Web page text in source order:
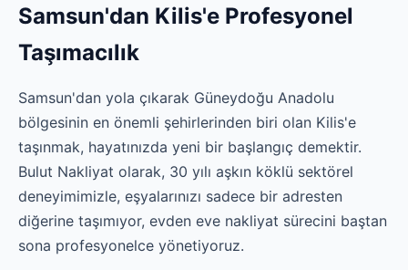
Samsun'dan Kilis'e Profesyonel
Taşımacılık
Samsun'dan yola çıkarak Güneydoğu Anadolu
bölgesinin en önemli şehirlerinden biri olan Kilis'e
taşınmak, hayatınızda yeni bir başlangıç demektir.
Bulut Nakliyat olarak, 30 yılı aşkın köklü sektörel
deneyimimizle, eşyalarınızı sadece bir adresten
diğerine taşımıyor, evden eve nakliyat sürecini baştan
sona profesyonelce yönetiyoruz.